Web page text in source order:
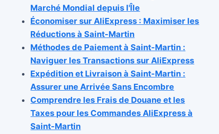
Marché Mondial depuis l'Île
Économiser sur AliExpress : Maximiser les
Réductions à Saint-Martin
Méthodes de Paiement à Saint-Martin :
Naviguer les Transactions sur AliExpress
Expédition et Livraison à Saint-Martin :
Assurer une Arrivée Sans Encombre
Comprendre les Frais de Douane et les
Taxes pour les Commandes AliExpress à
Saint-Martin